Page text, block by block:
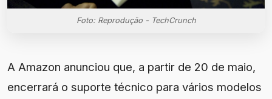
Foto: Reprodução - TechCrunch
A Amazon anunciou que, a partir de 20 de maio,
encerrará o suporte técnico para vários modelos